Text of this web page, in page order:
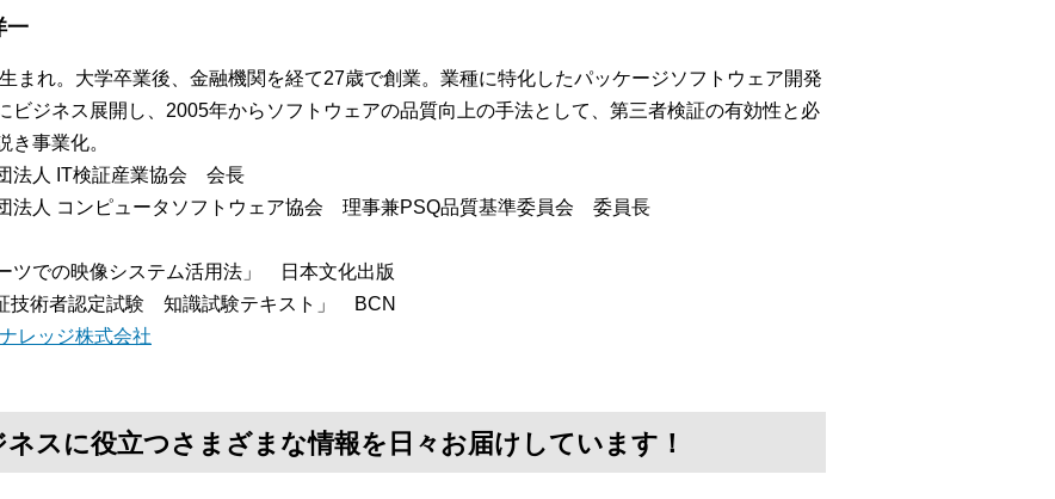
一
まれ。大学卒業後、金融機関を経て27歳で創業。業種に特化したパッケージソフトウェア開発
ビジネス展開し、2005年からソフトウェアの品質向上の手法として、第三者検証の有効性と必
き事業化。
法人 IT検証産業協会 会長
法人 コンピュータソフトウェア協会 理事兼PSQ品質基準委員会 委員長
ーツでの映像システム活用法」 日本文化出版
技術者認定試験 知識試験テキスト」 BCN
レッジ株式会社
スに役立つさまざまな情報を日々お届けしています！